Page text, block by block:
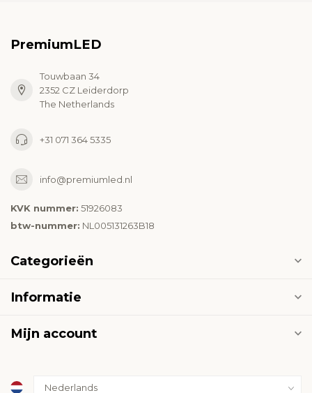
PremiumLED
Touwbaan 34
2352 CZ Leiderdorp
The Netherlands
+31 071 364 5335
info@premiumled.nl
KVK nummer: 51926083
btw-nummer: NL005131263B18
Categorieën
Informatie
Mijn account